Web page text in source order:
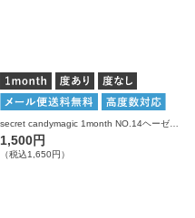
1,500円
（税込1,650円）